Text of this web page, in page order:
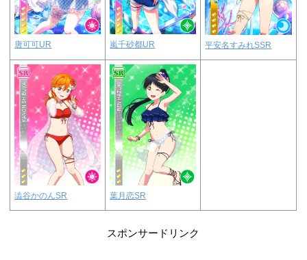
唐可可UR 嵐千砂都UR 平安名すみれSSR
澁谷かのんSR 葉月恋SR
スポンサードリンク